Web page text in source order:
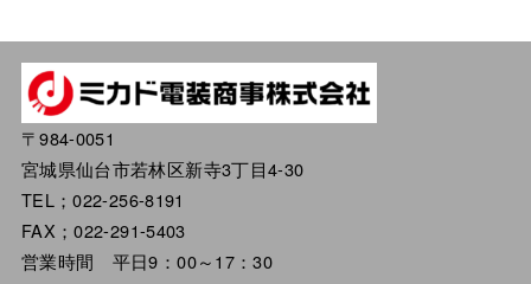
〒984-0051
宮城県仙台市若林区新寺3丁目4-30
TEL；022-256-8191
FAX；022-291-5403
営業時間 平日9：00～17：30